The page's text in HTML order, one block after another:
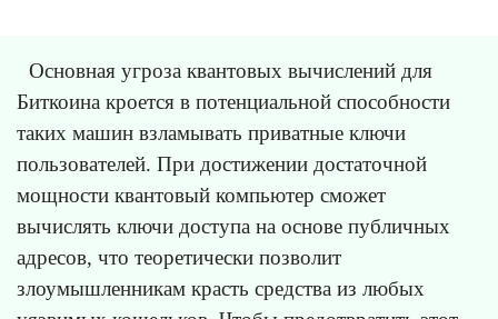
Основная угроза квантовых вычислений для
Биткоина кроется в потенциальной способности
таких машин взламывать приватные ключи
пользователей. При достижении достаточной
мощности квантовый компьютер сможет
вычислять ключи доступа на основе публичных
адресов, что теоретически позволит
злоумышленникам красть средства из любых